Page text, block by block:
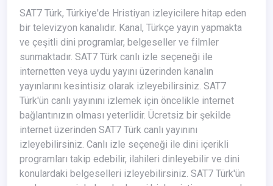
SAT7 Türk, Türkiye'de Hristiyan izleyicilere hitap eden
bir televizyon kanalıdır. Kanal, Türkçe yayın yapmakta
ve çeşitli dini programlar, belgeseller ve filmler
sunmaktadır. SAT7 Türk canlı izle seçeneği ile
internetten veya uydu yayını üzerinden kanalın
yayınlarını kesintisiz olarak izleyebilirsiniz. SAT7
Türk'ün canlı yayınını izlemek için öncelikle internet
bağlantınızın olması yeterlidir. Ücretsiz bir şekilde
internet üzerinden SAT7 Türk canlı yayınını
izleyebilirsiniz. Canlı izle seçeneği ile dini içerikli
programları takip edebilir, ilahileri dinleyebilir ve dini
konulardaki belgeselleri izleyebilirsiniz. SAT7 Türk'ün